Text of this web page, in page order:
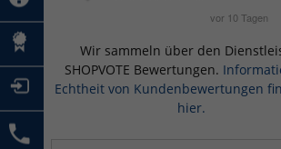
Wir sammeln über den
SHOPVOTE Bewertungen.
Echtheit von Kundenbewertungen
hier.